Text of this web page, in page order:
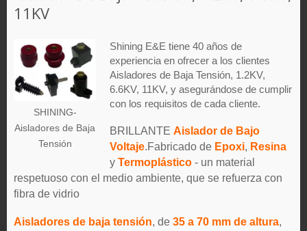
11KV
SHINING-
Aisladores de Baja
Tensión
Shining E&E tiene 40 años de
experiencia en ofrecer a los clientes
Aisladores de Baja Tensión, 1.2KV,
6.6KV, 11KV, y asegurándose de cumplir
con los requisitos de cada cliente.
BRILLANTE Aislador de Bajo
Voltaje.Fabricado de Epoxi, Resina
y Termoplástico - un material
respetuoso con el medio ambiente, que se refuerza con
fibra de vidrio
Aisladores de baja tensión, de 35 a 70 mm de altura,